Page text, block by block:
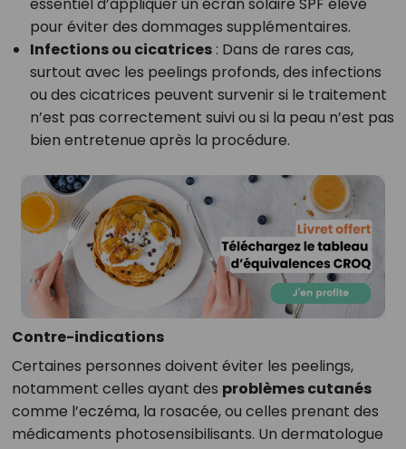
essentiel d’appliquer un écran solaire SPF élevé
pour éviter des dommages supplémentaires.
Infections ou cicatrices: Dans de rares cas,
surtout avec les peelings profonds, des infections
ou des cicatrices peuvent survenir si le traitement
n’est pas correctement suivi ou si la peau n’est pas
bien entretenue après la procédure.
Contre-indications
Certaines personnes doivent éviter les peelings,
notamment celles ayant des problèmes cutanés
comme l’eczéma, la rosacée, ou celles prenant des
médicaments photosensibilisants. Un dermatologue